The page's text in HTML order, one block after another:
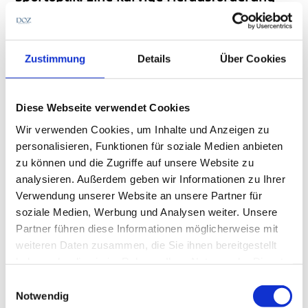
Zustimmung Details Über Cookies
Diese Webseite verwendet Cookies
Wir verwenden Cookies, um Inhalte und Anzeigen zu
personalisieren, Funktionen für soziale Medien anbieten
zu können und die Zugriffe auf unsere Website zu
analysieren. Außerdem geben wir Informationen zu Ihrer
Verwendung unserer Website an unsere Partner für
soziale Medien, Werbung und Analysen weiter. Unsere
Partner führen diese Informationen möglicherweise mit
weiteren Daten zusammen, die Sie ihnen bereitgestellt
Notwendig
Vor etwa 40 Jahren noch spielte sie etwa bei der Tour de
France kaum eine Rolle – an das „krumme“ Design mussten
sich viele Sportler erst gewöhnen, und für
Augenoptikerinnen galt es technische Hürden zu
diesem Bereich Potenzial für eine Spezialisierung, das noch
bei zahlreichen Betrieben brach liegt. Wie es klappen kann,
zeigt sich im Gespräch mit jenen, die es schon gewagt
haben.
Betrieb & Praxis
„Mutig sein, um belohnt zu werden“
Zweimal Walter, einmal Ebner: Wie eine
Betriebsmaß fand